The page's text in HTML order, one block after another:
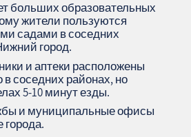
больших образовательных
жители пользуются
садами в соседних
город.
и аптеки расположены
соседних районах, но
5-10 минут езды.
и муниципальные офисы
города.